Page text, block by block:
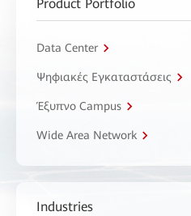
Product Portfolio
Data Center
Ψηφιακές Εγκαταστάσεις
Έξυπνο Campus
Wide Area Network
Industries